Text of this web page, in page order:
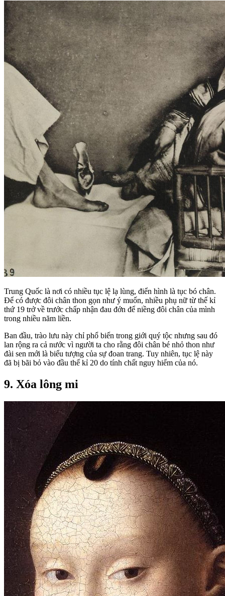
Trung Quốc là nơi có nhiều tục lệ lạ lùng, điển hình là tục bó chân.
Để có được đôi chân thon gọn như ý muốn, nhiều phụ nữ từ thế kỉ
thứ 19 trở về trước chấp nhận đau đớn để niềng đôi chân của mình
trong nhiều năm liền.
Ban đầu, trào lưu này chỉ phổ biến trong giới quý tộc nhưng sau đó
lan rộng ra cả nước vì người ta cho rằng đôi chân bé nhỏ thon như
đài sen mới là biểu tượng của sự đoan trang. Tuy nhiên, tục lệ này
đã bị bãi bỏ vào đầu thế kỉ 20 do tính chất nguy hiểm của nó.
9. Xóa lông mi